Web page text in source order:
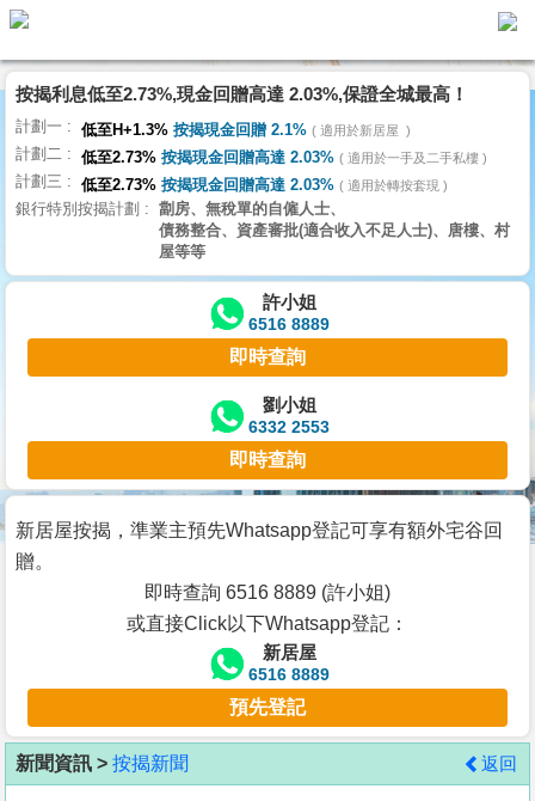
代
理
主
頁
搵
樓/
交
業
主
宅
谷
按
客
地
按揭利息低至2.73%,現金回贈高達 2.03%,保證全城最高！
計劃一 低至H+1.3% 按揭現金回贈 2.1% 適用於新居屋
計劃二 低至2.73% 按揭現金回贈高達 2.03% 適用於一手及二手私樓
計劃三 低至2.73% 按揭現金回贈高達 2.03% 適用於轉按套現
銀行特別按揭計劃
劏房、無稅單的自僱人士、
債務整合、資產審批(適合收入不足人士)、唐樓、村
屋等等
許小姐
6516 8889
即時查詢
劉小姐
6332 2553
即時查詢
新居屋按揭，準業主預先Whatsapp登記可享有額外宅谷回
贈。
即時查詢 6516 8889 (許小姐)
或直接Click以下Whatsapp登記：
新居屋
6516 8889
預先登記
新聞資訊 > 按揭新聞 返回